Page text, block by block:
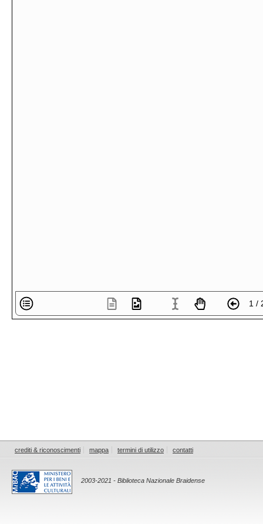
1 /
crediti & riconoscimenti mappa termini di utilizzo contatti
2003-2021 - Biblioteca Nazionale Braidense